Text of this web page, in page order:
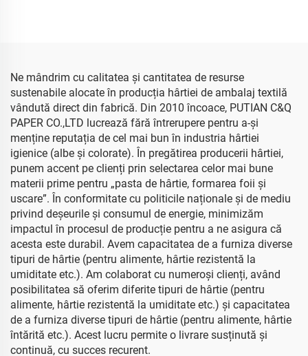
Ne mândrim cu calitatea și cantitatea de resurse
sustenabile alocate în producția hârtiei de ambalaj textilă
vândută direct din fabrică. Din 2010 încoace, PUTIAN C&Q
PAPER CO.,LTD lucrează fără întrerupere pentru a-și
menține reputația de cel mai bun în industria hârtiei
igienice (albe și colorate). În pregătirea producerii hârtiei,
punem accent pe clienți prin selectarea celor mai bune
materii prime pentru „pasta de hârtie, formarea foii și
uscare”. În conformitate cu politicile naționale și de mediu
privind deșeurile și consumul de energie, minimizăm
impactul în procesul de producție pentru a ne asigura că
acesta este durabil. Avem capacitatea de a furniza diverse
tipuri de hârtie (pentru alimente, hârtie rezistentă la
umiditate etc.). Am colaborat cu numeroși clienți, având
posibilitatea să oferim diferite tipuri de hârtie (pentru
alimente, hârtie rezistentă la umiditate etc.) și capacitatea
de a furniza diverse tipuri de hârtie (pentru alimente, hârtie
întărită etc.). Acest lucru permite o livrare susținută și
continuă, cu succes recurent.